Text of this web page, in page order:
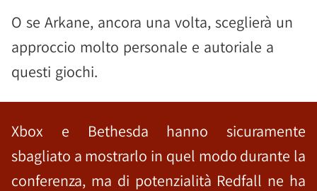
O se Arkane, ancora una volta, sceglierà un
approccio molto personale e autoriale a
questi giochi.
Xbox e Bethesda hanno sicuramente
sbagliato a mostrarlo in quel modo durante la
conferenza, ma di potenzialità Redfall ne ha